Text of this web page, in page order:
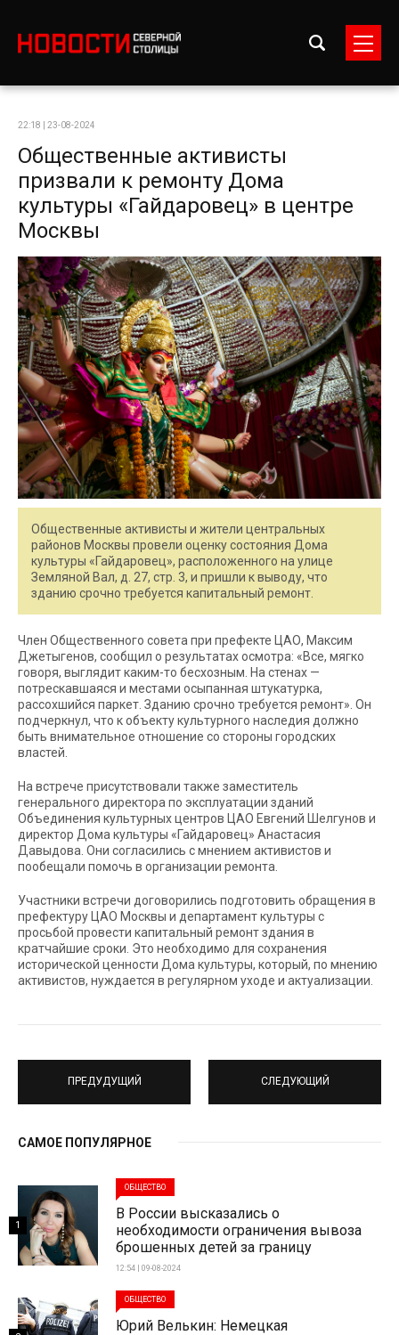
22:18 | 23-08-2024
Общественные активисты
призвали к ремонту Дома
культуры «Гайдаровец» в центре
Москвы
Общественные активисты и жители центральных
районов Москвы провели оценку состояния Дома
культуры «Гайдаровец», расположенного на улице
Земляной Вал, д. 27, стр. 3, и пришли к выводу, что
зданию срочно требуется капитальный ремонт.
Член Общественного совета при префекте ЦАО, Максим
Джетыгенов, сообщил о результатах осмотра: «Все, мягко
говоря, выглядит каким-то бесхозным. На стенах —
потрескавшаяся и местами осыпанная штукатурка,
рассохшийся паркет. Зданию срочно требуется ремонт». Он
подчеркнул, что к объекту культурного наследия должно
быть внимательное отношение со стороны городских
властей.
На встрече присутствовали также заместитель
генерального директора по эксплуатации зданий
Объединения культурных центров ЦАО Евгений Шелгунов и
директор Дома культуры «Гайдаровец» Анастасия
Давыдова. Они согласились с мнением активистов и
пообещали помочь в организации ремонта.
Участники встречи договорились подготовить обращения в
префектуру ЦАО Москвы и департамент культуры с
просьбой провести капитальный ремонт здания в
кратчайшие сроки. Это необходимо для сохранения
исторической ценности Дома культуры, который, по мнению
активистов, нуждается в регулярном уходе и актуализации.
ПРЕДУДУЩИЙ СЛЕДУЮЩИЙ
САМОЕ ПОПУЛЯРНОЕ
ОБЩЕСТВО
В России высказались о
необходимости ограничения вывоза
брошенных детей за границу
12:54 | 09-08-2024
1
ОБЩЕСТВО
Юрий Велькин: Немецкая